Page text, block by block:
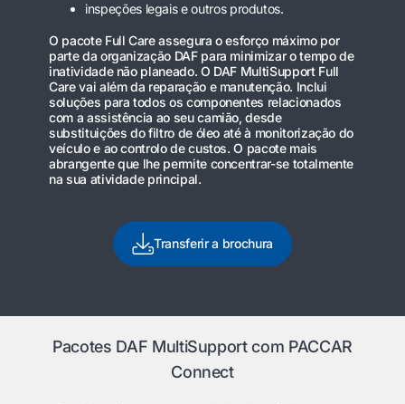
inspeções legais e outros produtos.
O pacote Full Care assegura o esforço máximo por
parte da organização DAF para minimizar o tempo de
inatividade não planeado. O DAF MultiSupport Full
Care vai além da reparação e manutenção. Inclui
soluções para todos os componentes relacionados
com a assistência ao seu camião, desde
substituições do filtro de óleo até à monitorização do
veículo e ao controlo de custos. O pacote mais
abrangente que lhe permite concentrar-se totalmente
na sua atividade principal.
Transferir a brochura
Pacotes DAF MultiSupport com PACCAR
Connect